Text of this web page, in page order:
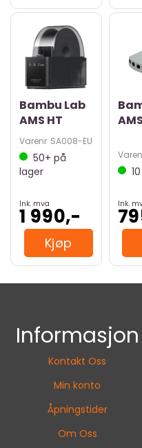
Bambu Lab
AMS HT
Varenr SA008-EU
50+ på
lager
Ink. mva
1 990,-
Kjøp
10
Ink.
Informasjon
Kontakt Oss
Min konto
Åpningstider
Om Oss